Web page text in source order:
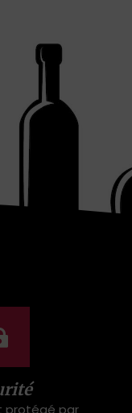
protégé par